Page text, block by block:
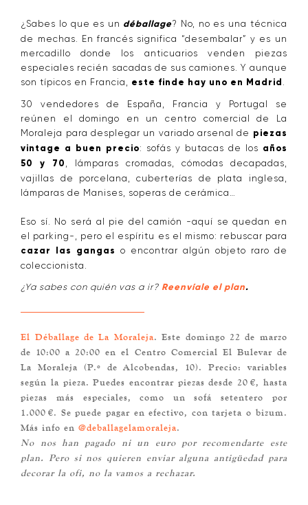
¿Sabes lo que es un déballage? No, no es una técnica
de mechas. En francés significa “desembalar” y es un
mercadillo donde los anticuarios venden piezas
especiales recién sacadas de sus camiones. Y aunque
son típicos en Francia, este finde hay uno en Madrid
30 vendedores de España, Francia y Portugal se
reúnen el domingo en un centro comercial de La
Moraleja para desplegar un variado arsenal de piezas
vintage a buen precio: sofás y butacas de los años
50 y 70
, lámparas cromadas, cómodas decapadas,
vajillas de porcelana, cuberterías de plata inglesa,
lámparas de Manises, soperas de cerámica…
Eso sí. No será al pie del camión -aquí se quedan en
el parking-, pero el espíritu es el mismo: rebuscar para
cazar las gangas o encontrar algún objeto raro de
coleccionista.
¿Ya sabes con quién vas a ir? Reenvíale el plan.
El Déballage de La Moraleja. Este domingo 22 de marzo
de 10:00 a 20:00 en el Centro Comercial El Bulevar de
La Moraleja (P.º de Alcobendas, 10). Precio: variables
según la pieza. Puedes encontrar piezas desde 20 €, hasta
piezas más especiales, como un sofá setentero por
1.000 €. Se puede pagar en efectivo, con tarjeta o bizum.
Más info en@deballagelamoraleja.
No nos han pagado ni un euro por recomendarte este
plan. Pero si nos quieren enviar alguna antigüedad para
decorar la ofi, no la vamos a rechazar.